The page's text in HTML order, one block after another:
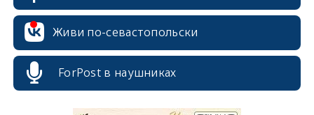
Живи по-севастопольски
ForPost в наушниках